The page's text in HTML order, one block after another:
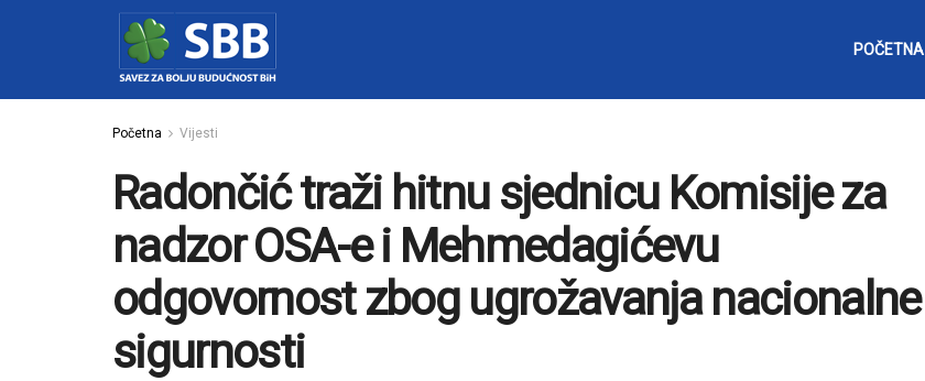
POČETNA
Početna Vijesti
Radončić traži hitnu sjednicu Komisije za
nadzor OSA-e i Mehmedagićevu
odgovornost zbog ugrožavanja nacionalne
sigurnosti